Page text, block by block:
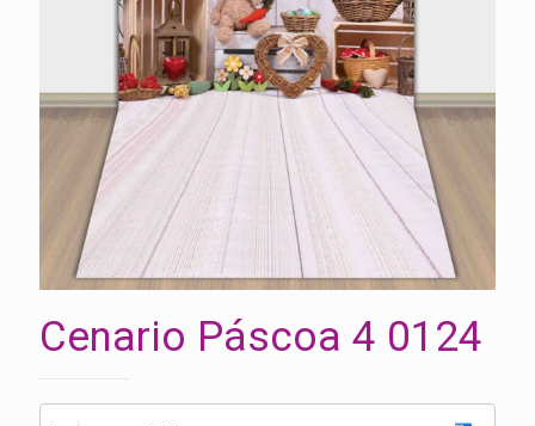
Cenario Páscoa 4 0124